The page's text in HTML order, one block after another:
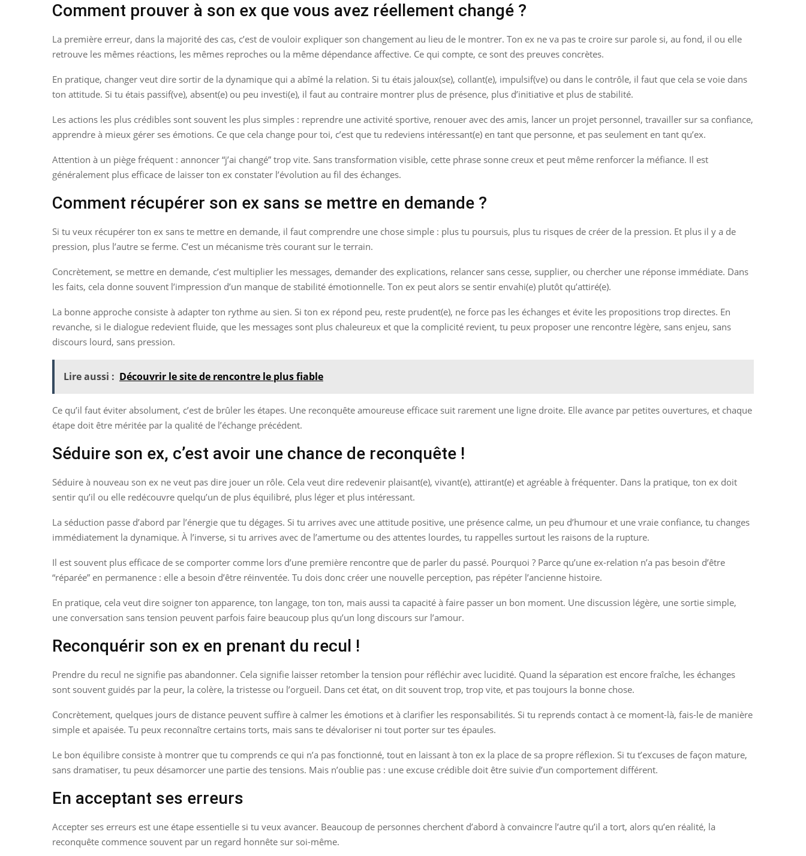
Comment prouver à son ex que vous avez réellement changé ?
La première erreur, dans la majorité des cas, c’est de vouloir expliquer son changement au lieu de le montrer. Ton ex ne va pas te croire sur parole si, au fond, il ou elle
retrouve les mêmes réactions, les mêmes reproches ou la même dépendance affective. Ce qui compte, ce sont des preuves concrètes.
En pratique, changer veut dire sortir de la dynamique qui a abîmé la relation. Si tu étais jaloux(se), collant(e), impulsif(ve) ou dans le contrôle, il faut que cela se voie dans
ton attitude. Si tu étais passif(ve), absent(e) ou peu investi(e), il faut au contraire montrer plus de présence, plus d’initiative et plus de stabilité.
Les actions les plus crédibles sont souvent les plus simples : reprendre une activité sportive, renouer avec des amis, lancer un projet personnel, travailler sur sa confiance,
apprendre à mieux gérer ses émotions. Ce que cela change pour toi, c’est que tu redeviens intéressant(e) en tant que personne, et pas seulement en tant qu’ex.
Attention à un piège fréquent : annoncer “j’ai changé” trop vite. Sans transformation visible, cette phrase sonne creux et peut même renforcer la méfiance. Il est
généralement plus efficace de laisser ton ex constater l’évolution au fil des échanges.
Comment récupérer son ex sans se mettre en demande ?
Si tu veux récupérer ton ex sans te mettre en demande, il faut comprendre une chose simple : plus tu poursuis, plus tu risques de créer de la pression. Et plus il y a de
pression, plus l’autre se ferme. C’est un mécanisme très courant sur le terrain.
Concrètement, se mettre en demande, c’est multiplier les messages, demander des explications, relancer sans cesse, supplier, ou chercher une réponse immédiate. Dans
les faits, cela donne souvent l’impression d’un manque de stabilité émotionnelle. Ton ex peut alors se sentir envahi(e) plutôt qu’attiré(e).
La bonne approche consiste à adapter ton rythme au sien. Si ton ex répond peu, reste prudent(e), ne force pas les échanges et évite les propositions trop directes. En
revanche, si le dialogue redevient fluide, que les messages sont plus chaleureux et que la complicité revient, tu peux proposer une rencontre légère, sans enjeu, sans
discours lourd, sans pression.
Lire aussi : Découvrir le site de rencontre le plus fiable
Ce qu’il faut éviter absolument, c’est de brûler les étapes. Une reconquête amoureuse efficace suit rarement une ligne droite. Elle avance par petites ouvertures, et chaque
étape doit être méritée par la qualité de l’échange précédent.
Séduire son ex, c’est avoir une chance de reconquête !
Séduire à nouveau son ex ne veut pas dire jouer un rôle. Cela veut dire redevenir plaisant(e), vivant(e), attirant(e) et agréable à fréquenter. Dans la pratique, ton ex doit
sentir qu’il ou elle redécouvre quelqu’un de plus équilibré, plus léger et plus intéressant.
La séduction passe d’abord par l’énergie que tu dégages. Si tu arrives avec une attitude positive, une présence calme, un peu d’humour et une vraie confiance, tu changes
immédiatement la dynamique. À l’inverse, si tu arrives avec de l’amertume ou des attentes lourdes, tu rappelles surtout les raisons de la rupture.
Il est souvent plus efficace de se comporter comme lors d’une première rencontre que de parler du passé. Pourquoi ? Parce qu’une ex-relation n’a pas besoin d’être
“réparée” en permanence : elle a besoin d’être réinventée. Tu dois donc créer une nouvelle perception, pas répéter l’ancienne histoire.
En pratique, cela veut dire soigner ton apparence, ton langage, ton ton, mais aussi ta capacité à faire passer un bon moment. Une discussion légère, une sortie simple,
une conversation sans tension peuvent parfois faire beaucoup plus qu’un long discours sur l’amour.
Reconquérir son ex en prenant du recul !
Prendre du recul ne signifie pas abandonner. Cela signifie laisser retomber la tension pour réfléchir avec lucidité. Quand la séparation est encore fraîche, les échanges
sont souvent guidés par la peur, la colère, la tristesse ou l’orgueil. Dans cet état, on dit souvent trop, trop vite, et pas toujours la bonne chose.
Concrètement, quelques jours de distance peuvent suffire à calmer les émotions et à clarifier les responsabilités. Si tu reprends contact à ce moment-là, fais-le de manière
simple et apaisée. Tu peux reconnaître certains torts, mais sans te dévaloriser ni tout porter sur tes épaules.
Le bon équilibre consiste à montrer que tu comprends ce qui n’a pas fonctionné, tout en laissant à ton ex la place de sa propre réflexion. Si tu t’excuses de façon mature,
sans dramatiser, tu peux désamorcer une partie des tensions. Mais n’oublie pas : une excuse crédible doit être suivie d’un comportement différent.
En acceptant ses erreurs
Accepter ses erreurs est une étape essentielle si tu veux avancer. Beaucoup de personnes cherchent d’abord à convaincre l’autre qu’il a tort, alors qu’en réalité, la
reconquête commence souvent par un regard honnête sur soi-même.